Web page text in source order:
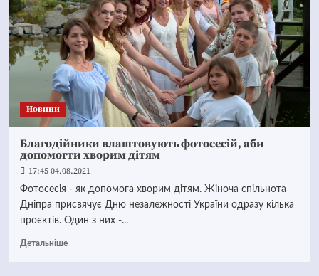
Новини
Благодійники влаштовують фотосесій, аби
допомогти хворим дітям
17:45 04.08.2021
Фотосесія - як допомога хворим дітям. Жіноча спільнота
Дніпра присвячує Дню незалежності України одразу кілька
проєктів. Один з них -...
Детальніше